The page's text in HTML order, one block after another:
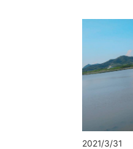
2021/3/31